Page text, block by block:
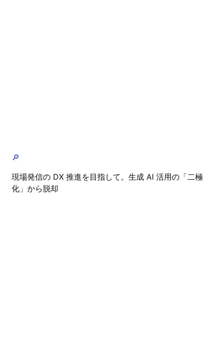
🔎
現場発信の DX 推進を目指して。生成 AI 活用の「二極
化」から脱却